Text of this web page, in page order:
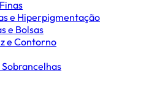
e Hiperpigmentação
e Bolsas
e Contorno
Sobrancelhas